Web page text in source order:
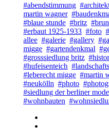
#abendstimmung
martin wagner
#blaue stunde #britz
#erbaut 1925-1933 #foto
allee #galerie #gallery
migge #gartendenkmal
#grosssiedlung britz
#hufeisenteich
#leberecht migge #martin
#neukölln #photo
#siedlung der berliner
#wohnbauten